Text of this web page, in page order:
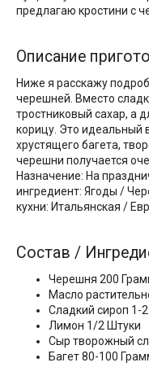
предлагаю кростини с
Описание
Ниже я расскажу
черешней. Вместо
тростниковый сахар, а
корицу. Это идеальный
хрустящего багета,
черешни получается
Назначение: На
ингредиент: Ягоды /
кухни: Итальянская /
Состав /
Черешня 200
Масло
Сладкий сироп 1-
Лимон 1/2 Штуки
Сыр творожный
Багет 80-100